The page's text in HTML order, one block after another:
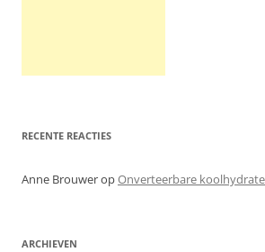
RECENTE REACTIES
Anne BrouweropOnverteerbare
ARCHIEVEN